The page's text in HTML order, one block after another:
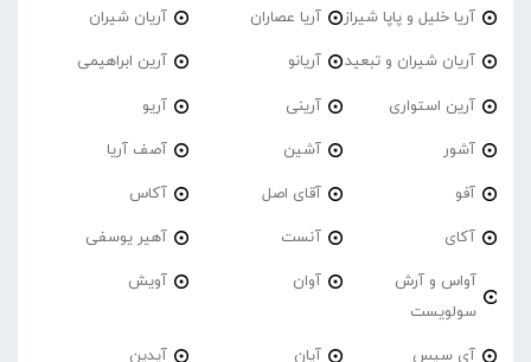
آریا خلیل و پاپا شیراز آریا عصاران آریان شیران
آریان شیران و تبعید آریانو آرین ابراهیمی
آرین استواری آرینی آریو
آشور آشین آصف آریا
آفو آقای اصل آکاس
آکای آنست آهیر یوسفی
آواس و آرش
سولویست
آوان آویش
آی سیس آیان آیدین